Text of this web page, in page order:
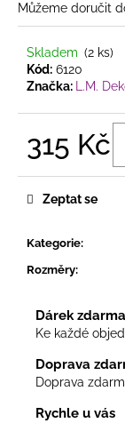
Můžeme doručit
Skladem (2 ks)
Kód: 6120
Značka:
L.M.
315 Kč
Kategorie:
Rozměry:
Zeptat se
Dárek zdarma
Ke každé
Doprava
Doprava
Rychle u vás
LAPAČ
SNŮ
SE
DVĚMA
KRUHY
DVĚMA
KRUHY,
JEMNÝMI
258